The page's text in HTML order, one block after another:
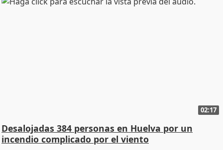
02:17
Desalojadas 384 personas en Huelva por un
incendio complicado por el viento